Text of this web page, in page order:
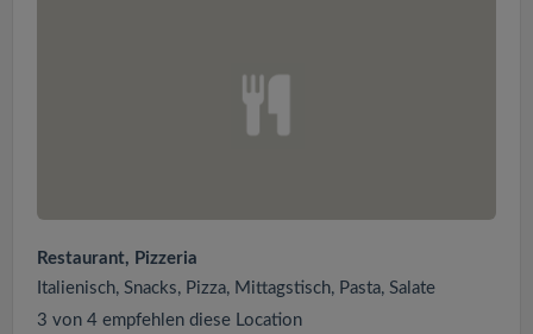
Restaurant, Pizzeria
Italienisch, Snacks, Pizza, Mittagstisch, Pasta, Salate
3 von 4 empfehlen diese Location